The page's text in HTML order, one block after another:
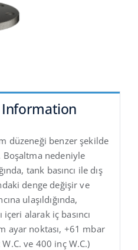
düzeneği benzer şekilde
nedeniyle
tank basıncı ile dış
denge değişir ve
ulaşıldığında,
içeri alarak iç basıncı
ayar noktası, +61 mbar
ve 400 inç W.C.)